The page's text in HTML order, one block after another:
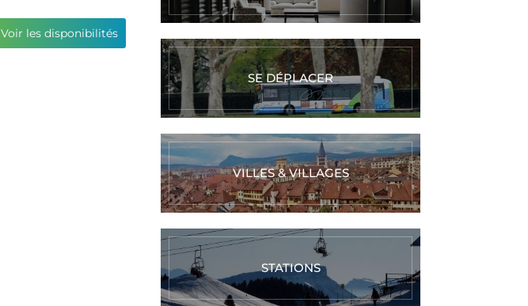
Voir les disponibilités
SE DÉPLACER
VILLES & VILLAGES
STATIONS